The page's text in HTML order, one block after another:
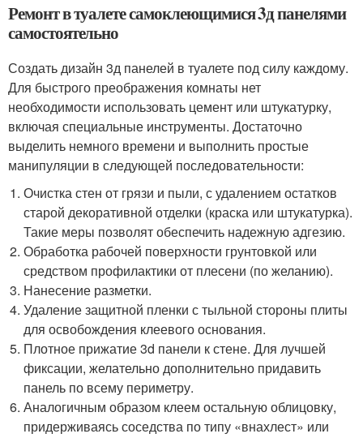
Ремонт в туалете самоклеющимися 3д панелями
самостоятельно
Создать дизайн 3д панелей в туалете под силу каждому.
Для быстрого преображения комнаты нет
необходимости использовать цемент или штукатурку,
включая специальные инструменты. Достаточно
выделить немного времени и выполнить простые
манипуляции в следующей последовательности:
Очистка стен от грязи и пыли, с удалением остатков
старой декоративной отделки (краска или штукатурка).
Такие меры позволят обеспечить надежную адгезию.
Обработка рабочей поверхности грунтовкой или
средством профилактики от плесени (по желанию).
Нанесение разметки.
Удаление защитной пленки с тыльной стороны плиты
для освобождения клеевого основания.
Плотное прижатие 3d панели к стене. Для лучшей
фиксации, желательно дополнительно придавить
панель по всему периметру.
Аналогичным образом клеем остальную облицовку,
придерживаясь соседства по типу «внахлест» или